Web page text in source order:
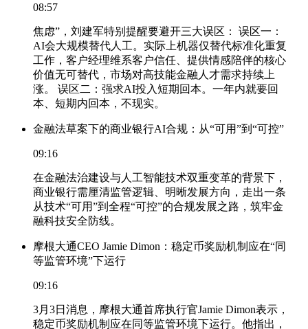
08:57
焦虑”，刘建军特别提醒要避开三大误区： 误区一：
AI会大规模替代人工。实际上机器仅替代标准化重复
工作，客户经理维系客户信任、提供情感陪伴的核心
价值无可替代，市场对高技能金融人才需求持续上
涨。 误区二：强求AI投入短期回本。一年内就要回
本、短期内回本，不现实。
金融法草案下的商业银行AI合规：从“可用”到“可控”
09:16
在金融法治建设与人工智能技术双重变革的背景下，
商业银行需厘清监管逻辑、明晰发展方向，走出一条
从技术“可用”到全程“可控”的合规发展之路，筑牢金
融科技安全防线。
摩根大通CEO Jamie Dimon：稳定币奖励机制应在“同
等监管环境”下运行
09:16
3月3日消息，摩根大通首席执行官Jamie Dimon表示，
稳定币奖励机制应在同等监管环境下运行。他指出，